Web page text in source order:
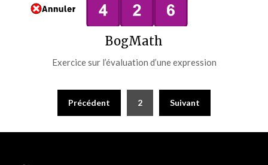
BogMath
Exercice sur l’évaluation d’une expression
PaginationPrécédent 2 Suivant